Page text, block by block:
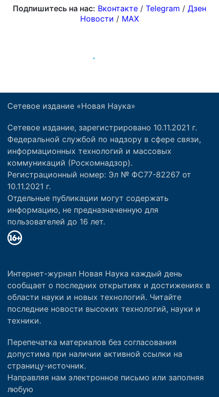
Сетевое издание «Новая Наука»
Сетевое издание, зарегистрировано 10.11.2021 г.
Федеральной службой по надзору в сфере связи,
информационных технологий и массовых
коммуникаций (Роскомнадзор).
Регистрационный номер: Эл № ФС77-82267 от
10.11.2021 г.
Отдельные публикации могут содержать
информацию, не предназначенную для
пользователей до 16 лет.
Интернет-журнал Новая Наука каждый день
сообщает о последних открытиях и достижениях в
области науки и новых технологий. Читайте
последние новости высоких технологий, науки и
техники.
Перепечатка материалов без согласования
допустима при наличии активной ссылки на
страницу-источник.
Направляя нам электронное письмо или заполняя
любую